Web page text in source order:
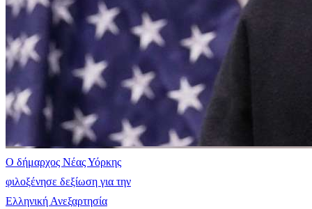
Ο δήμαρχος Νέας Υόρκης
φιλοξένησε δεξίωση για την
Ελληνική Ανεξαρτησία